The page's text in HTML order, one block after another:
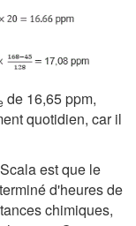
de 16,65 ppm,
quotidien, car il
est que le
d'heures de
chimiques,